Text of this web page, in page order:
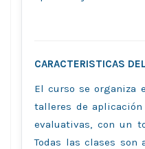
CARACTERISTICAS
El curso se organiza
talleres de
evaluativas, con un
Todas las clases son